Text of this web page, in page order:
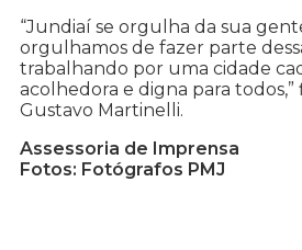
“Jundiaí se orgulha da sua
orgulhamos de fazer parte
trabalhando por uma cidade
acolhedora e digna para
Gustavo Martinelli.
Assessoria de Imprensa
Fotos: Fotógrafos PMJ